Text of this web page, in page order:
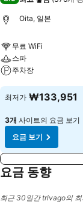
Oita, 일본
무료 WiFi
스파
주차장
요금 보기
최저가 ₩133,951
3개 사이트의 요금 보기
요금 보기
요금 동향
최근 30일간 trivago의